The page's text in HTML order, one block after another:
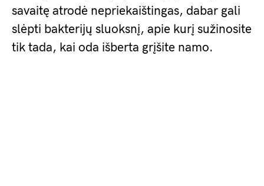
savaitę atrodė nepriekaištingas, dabar gali
slėpti bakterijų sluoksnį, apie kurį sužinosite
tik tada, kai oda išberta grįšite namo.